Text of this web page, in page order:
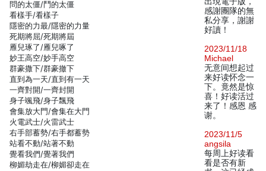
問的太僵/鬥的太僵
看樣手/看樣子
隱密的力最/隱密的力量
死期將屈/死期將屆
雁兒琢了/雁兒啄了
妙王高空/妙手高空
群豪撒下/群豪撤下
直到為一天/直到有一天
一齊對開/一齊封開
身子颯飛/身子飄飛
會集放大門/會集在大門
火電武士/火雷武士
右手部蓄勢/右手都蓄勢
站看不動/站著不動
覺看我們/覺著我們
柳媚劫走在/柳媚卻走在
感謝團隊的無
私分享，謝謝
好讀！
2023/11/18
Michael
无意间想起过
来好读怀念一
下。竟然是惊
喜！好读活过
来了！感恩 感
谢。
2023/11/5
angsila
每周上好读看
看是否有新